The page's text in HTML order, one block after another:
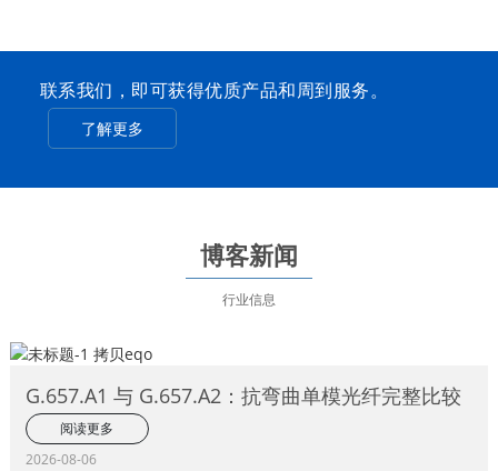
联系我们，即可获得优质产品和周到服务。
了解更多
博客新闻
行业信息
G.657.A1 与 G.657.A2：抗弯曲单模光纤完整比较
阅读更多
2026-08-06